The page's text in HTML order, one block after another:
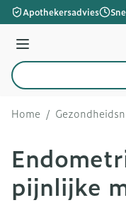
Ga naar de inhoud
Apothekersadvies
Menu
Product, merk,
Home /
pijnlijke